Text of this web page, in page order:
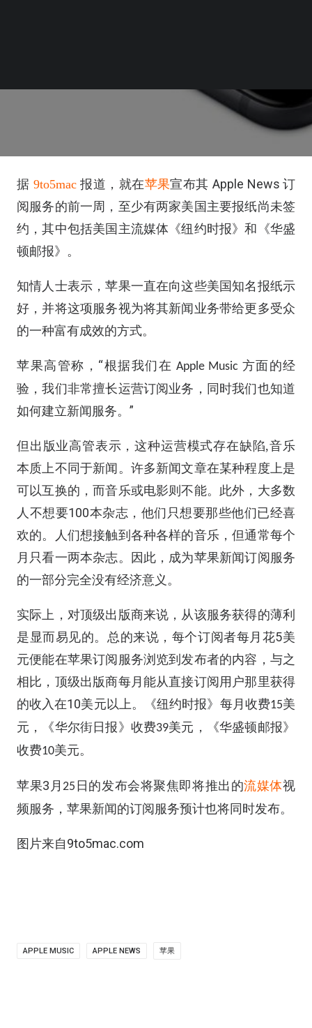
据 9to5mac报道，就在苹果宣布其Apple News 订
阅服务的前一周，至少有两家美国主要报纸尚未签
约 ，其中包括美国主流媒体《纽约时报》和《华盛
顿邮报》。
知情人士表示，苹果一直在向这些美国知名 报纸示
好，并将这项服务视为将其新闻业务带给更多受众
的一种富有成效的方式。
苹果高管称， “根据我们在 Apple Music 方面的经
验，我们非常擅长运营订阅业务， 同时我们也知道
如何建立新闻服务。”
但出版业高管表示，这种运营模式存在缺陷,音乐
本质上不同于新闻。许多新闻文章在某种程度上是
可以互换的，而音乐或电影则不能。此外，大多数
人不想要100本杂志 ， 他们只想要那些他们已经喜
欢的。
人们想接触到各种各样的音乐，但通常每个
月只看一两本杂志。
因此， 成为苹果新闻订阅服务
的一部分完全没有经济意义。
实际上，对顶级出版商来说，从该服务获得的薄利
是显而易见的。 总的来说，每个订阅者每月 花5美
元便能在苹果订阅服务浏览到发布者的内容， 与之
相比，顶级出版商每月 能从直接订阅用户那里获得
的收入在10美元以上。《纽约时报》每月收费15美
元，《华尔街日报》收费39美元，《华盛顿邮报》
收费10美元。
苹果3 月25 日的发布会将聚焦即将推出的流媒体视
频服务，苹果新闻的订阅 服务预计也将同时发布。
图片来自9to5mac.com
APPLE MUSIC APPLE NEWS 苹果